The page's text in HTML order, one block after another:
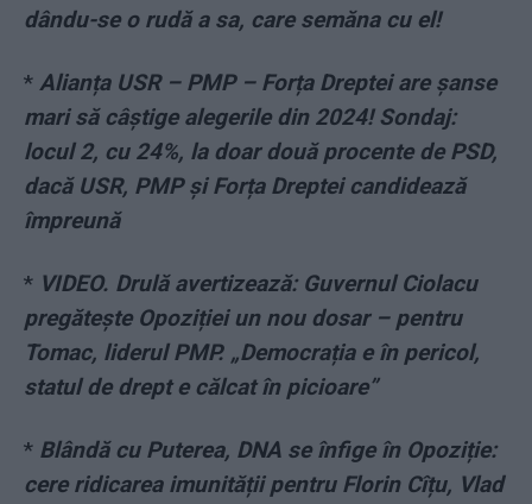
dându-se o rudă a sa, care semăna cu el!
* Alianța USR – PMP – Forța Dreptei are șanse
mari să câștige alegerile din 2024! Sondaj:
locul 2, cu 24%, la doar două procente de PSD,
dacă USR, PMP și Forța Dreptei candidează
împreună
* VIDEO. Drulă avertizează: Guvernul Ciolacu
pregătește Opoziției un nou dosar – pentru
Tomac, liderul PMP. „Democrația e în pericol,
statul de drept e călcat în picioare”
* Blândă cu Puterea, DNA se înfige în Opoziție:
cere ridicarea imunității pentru Florin Cîțu, Vlad